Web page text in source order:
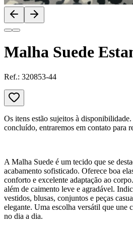
Malha Suede
Ref.: 320853-44
Os itens estão sujeitos à
concluído, entraremos em contato para
A Malha Suede é um tecido que se
acabamento sofisticado. Oferece boa
conforto e excelente adaptação ao
além de caimento leve e agradável.
vestidos, blusas, conjuntos e peças
elegante. Uma escolha versátil que une
no dia a dia.